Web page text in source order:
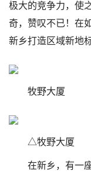
极大的竞争力，使
奇，赞叹不已！在
新乡打造区域新地
牧野大厦
△牧野大厦
在新乡，有一